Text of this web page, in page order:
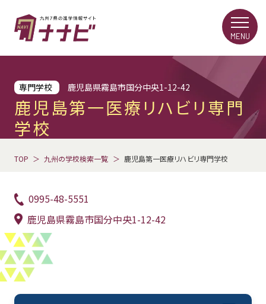
専門学校 鹿児島県霧島市国分中央1-12-42
鹿児島第一医療リハビリ専門
学校
TOP 九州の学校検索一覧 鹿児島第一医療リハビリ専門学校
0995-48-5551
鹿児島県霧島市国分中央1-12-42
MENU